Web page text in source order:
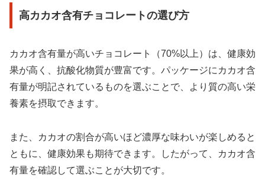
高カカオ含有チョコレートの選び方
カカオ含有量が高いチョコレート（70%以上）は、健康効
果が高く、抗酸化物質が豊富です。パッケージにカカオ含
有量が明記されているものを選ぶことで、より質の高い栄
養素を摂取できます。
また、カカオの割合が高いほど濃厚な味わいが楽しめると
ともに、健康効果も期待できます。したがって、カカオ含
有量を確認して選ぶことが大切です。